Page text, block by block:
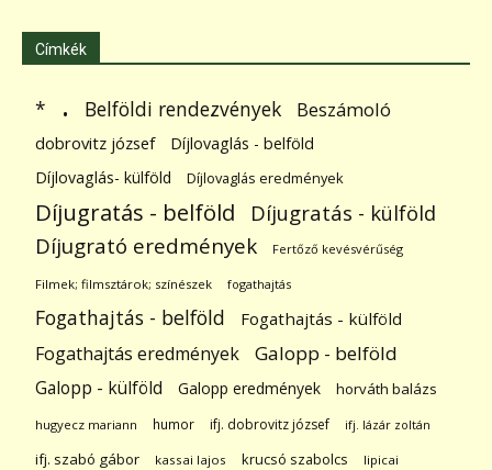
Címkék
* . Belföldi rendezvények Beszámoló
dobrovitz józsef
Díjlovaglás - belföld
Díjlovaglás- külföld
Díjlovaglás eredmények
Díjugratás - belföld Díjugratás - külföld
Díjugrató eredmények Fertőző kevésvérűség
Filmek; filmsztárok; színészek fogathajtás
Fogathajtás - belföld Fogathajtás - külföld
Fogathajtás eredmények Galopp - belföld
Galopp - külföld Galopp eredmények horváth balázs
hugyecz mariann humor ifj. dobrovitz józsef ifj. lázár zoltán
ifj. szabó gábor kassai lajos krucsó szabolcs lipicai